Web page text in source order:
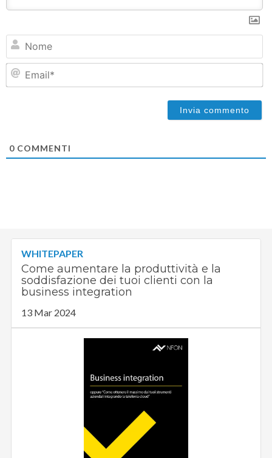
0 COMMENTI
WHITEPAPER
Come aumentare la produttività e la
soddisfazione dei tuoi clienti con la
business integration
13 Mar 2024